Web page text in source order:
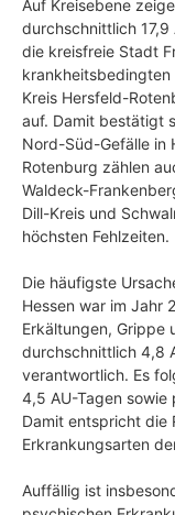
Auf Kreisebene
durchschnittlich
die kreisfreie Stadt
krankheitsbedingten
Kreis Hersfeld-
auf. Damit bestätigt
Nord-Süd-Gefälle in
Rotenburg zählen
Waldeck-
Dill-Kreis und
höchsten Fehlzeiten.
Die häufigste
Hessen war im Jahr
Erkältungen, Grippe
durchschnittlich 4,8
verantwortlich. Es
4,5 AU-Tagen sowie
Damit entspricht die
Erkrankungsarten
Auffällig ist